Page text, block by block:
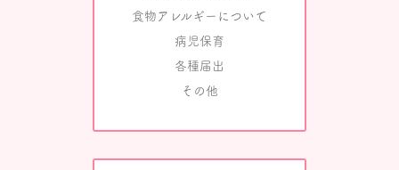
食物アレルギーについて
病児保育
各種届出
その他